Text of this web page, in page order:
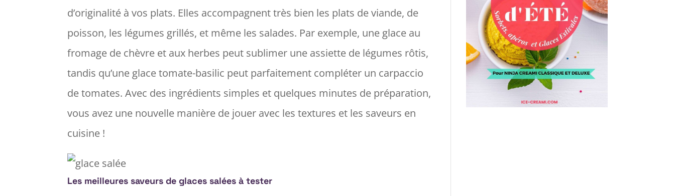
d’originalité à vos plats. Elles accompagnent très bien les plats de viande, de
poisson, les légumes grillés, et même les salades. Par exemple, une glace au
fromage de chèvre et aux herbes peut sublimer une assiette de légumes rôtis,
tandis qu’une glace tomate-basilic peut parfaitement compléter un carpaccio
de tomates. Avec des ingrédients simples et quelques minutes de préparation,
vous avez une nouvelle manière de jouer avec les textures et les saveurs en
cuisine !
Les meilleures saveurs de glaces salées à tester